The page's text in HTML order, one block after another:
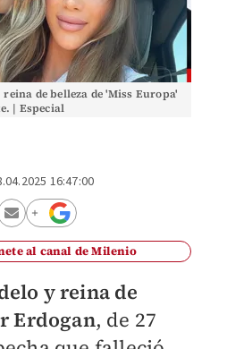
de belleza de 'Miss Europa'
| Especial
16:47:00
al canal de Milenio
y reina de
Erdogan, de 27